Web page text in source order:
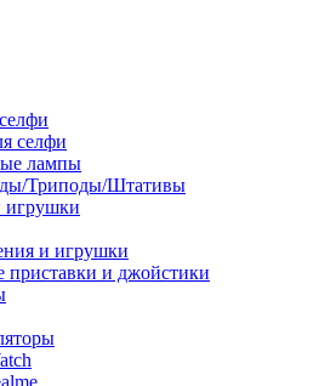
селфи
лампы
Триподы/Штативы
игрушки
и игрушки
приставки и джойстики